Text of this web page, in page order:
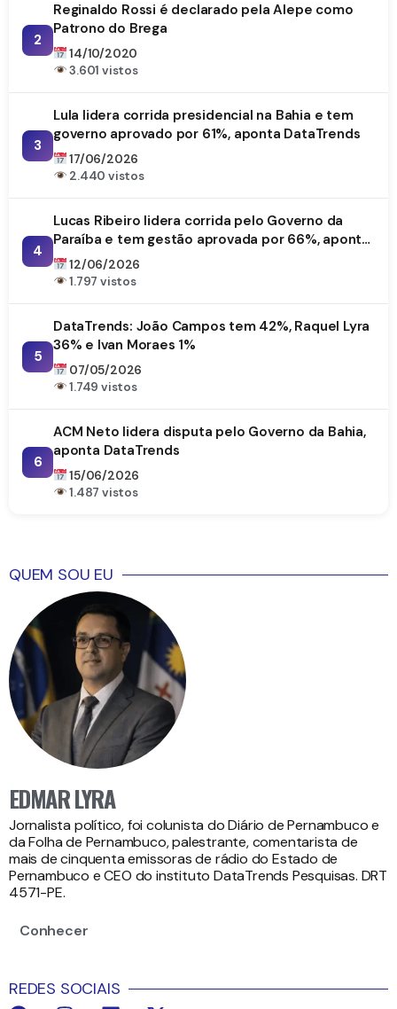
2
Reginaldo Rossi é declarado pela Alepe como
Patrono do Brega
14/10/2020
3.601 vistos
3
Lula lidera corrida presidencial na Bahia e tem
governo aprovado por 61%, aponta DataTrends
17/06/2026
2.440 vistos
4
Lucas Ribeiro lidera corrida pelo Governo da
Paraíba e tem gestão aprovada por 66%, aponta
DataTrends
12/06/2026
1.797 vistos
5
DataTrends: João Campos tem 42%, Raquel Lyra
36% e Ivan Moraes 1%
07/05/2026
1.749 vistos
6
ACM Neto lidera disputa pelo Governo da Bahia,
aponta DataTrends
15/06/2026
1.487 vistos
QUEM SOU EU
EDMAR LYRA
Jornalista político, foi colunista do Diário de Pernambuco e
da Folha de Pernambuco, palestrante, comentarista de
mais de cinquenta emissoras de rádio do Estado de
Pernambuco e CEO do instituto DataTrends Pesquisas. DRT
4571-PE.
Conhecer
REDES SOCIAIS